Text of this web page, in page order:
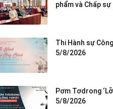
phẩm và Chấp sự
Thi Hành sự
5/8/2026
Pơm Tơdrong
5/8/2026